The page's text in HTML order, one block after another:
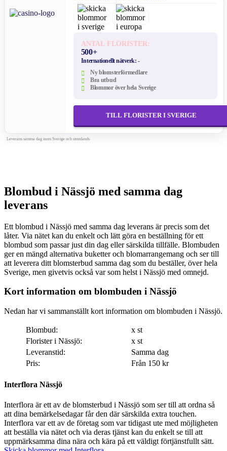
ANTAL FLORISTER:
500+
Internationellt nätverk: -
Ny blomsterförmedlare
Bra utbud
Blommor över hela Sverige
TILL FLORISTER I SVERIGE
Leverans samma dag inom Sverige och utomlands.
Blombud i Nässjö med samma dag
leverans
Ett blombud i Nässjö med samma dag leverans är precis som det
låter. Via nätet kan du enkelt och lätt göra en beställning för ett
blombud som passar just din dag eller särskilda tillfälle. Blombuden
ger en mängd alternativa buketter och blomarrangemang och ser till
att leverera ditt blomsterbud samma dag som du beställer, över hela
Sverige, men givetvis också var som helst i Nässjö med omnejd.
Kort information om blombuden i Nässjö
Nedan har vi sammanställt kort information om blombuden i Nässjö.
Blombud:
x st
Florister i Nässjö:
x st
Leveranstid:
Samma dag
Pris:
Från 150 kr
Interflora Nässjö
Interflora är ett av de blomsterbud i Nässjö som ser till att ordna så
att dina bemärkelsedagar får den där särskilda extra touchen.
Interflora var ett av de företag som var tidigast ute med möjligheten
att beställa via nätet och via deras tjänst kan du enkelt se till att
uppmärksamma dina nära och kära på ett väldigt förtjänstfullt sätt.